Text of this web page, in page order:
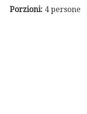
Porzioni: 4 persone